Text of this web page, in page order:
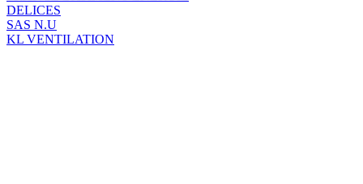
DELICES
SAS N.U
KL VENTILATION